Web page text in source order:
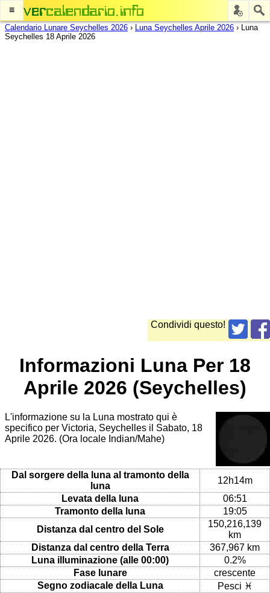
≡
Calendario Lunare Seychelles 2026 › Luna Seychelles Aprile 2026 › Luna
Seychelles 18 Aprile 2026
Condividi questo!
Informazioni Luna Per 18
Aprile 2026 (Seychelles)
L'informazione su la Luna mostrato qui è
specifico per Victoria, Seychelles il Sabato, 18
Aprile 2026. (Ora locale Indian/Mahe)
Dal sorgere della luna al tramonto della
luna
12h14m
Levata della luna
06:51
Tramonto della luna
19:05
Distanza dal centro del Sole
150,216,139
km
Distanza dal centro della Terra
367,967 km
Luna illuminazione (alle 00:00)
0.2%
Fase lunare
crescente
Segno zodiacale della Luna
Pesci ♓